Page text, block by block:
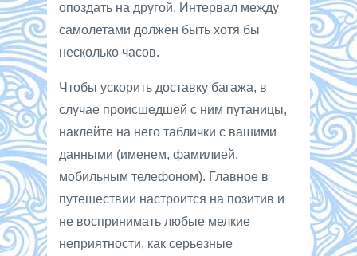
опоздать на другой. Интервал между
самолетами должен быть хотя бы
несколько часов.
Чтобы ускорить доставку багажа, в
случае происшедшей с ним путаницы,
наклейте на него таблички с вашими
данными (именем, фамилией,
мобильным телефоном). Главное в
путешествии настроится на позитив и
не воспринимать любые мелкие
неприятности, как серьезные